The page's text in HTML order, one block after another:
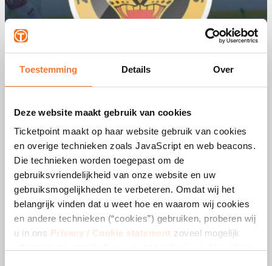
Toestemming Details Over
Deze website maakt gebruik van cookies
Ticketpoint maakt op haar website gebruik van cookies
en overige technieken zoals JavaScript en web beacons.
Die technieken worden toegepast om de
gebruiksvriendelijkheid van onze website en uw
gebruiksmogelijkheden te verbeteren. Omdat wij het
belangrijk vinden dat u weet hoe en waarom wij cookies
en andere technieken (“cookies”) gebruiken, proberen wij
u in ons Privacy / Cookie statement zoveel mogelijk